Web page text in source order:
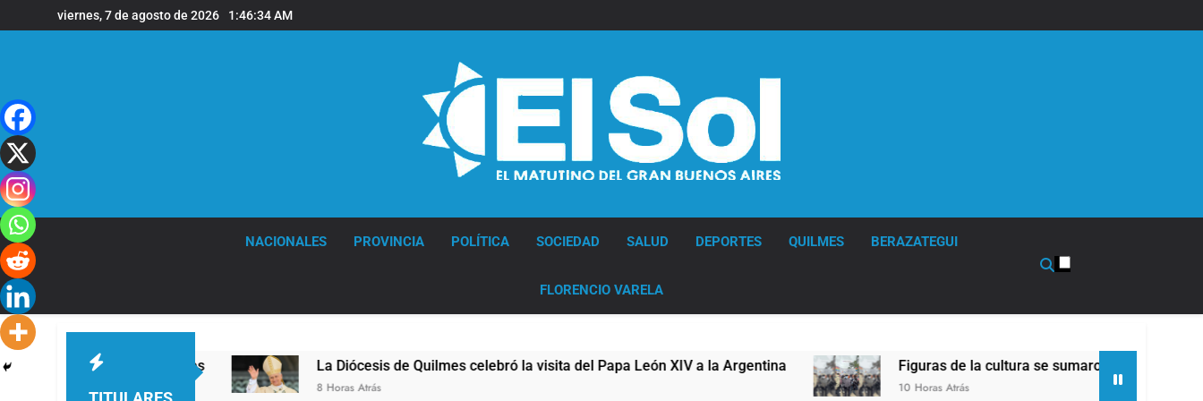
al
viernes, 7 de agosto de 2026 1:46:35 AM
NACIONALES PROVINCIA POLÍTICA SOCIEDAD SALUD DEPORTES QUILMES BERAZATEGUI
FLORENCIO VARELA
en la sede de Quilmes La Diócesis de Quilmes celebró la visita del Papa León XIV a la Argentina
8 Horas Atrás
Figuras de la cultura se sumaron a la marcha frente
10 Horas Atrás